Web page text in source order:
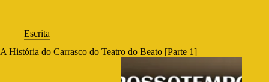
Escrita
A História do Carrasco do Teatro do Beato [Parte 1]